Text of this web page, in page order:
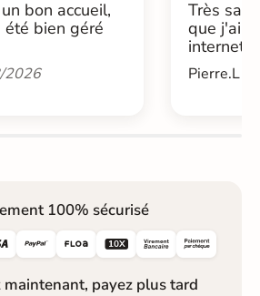
bon accueil,
été bien géré
2026
Très
que j'ai
internet....
Pierre.L -
100% sécurisé
  
maintenant, payez plus tard